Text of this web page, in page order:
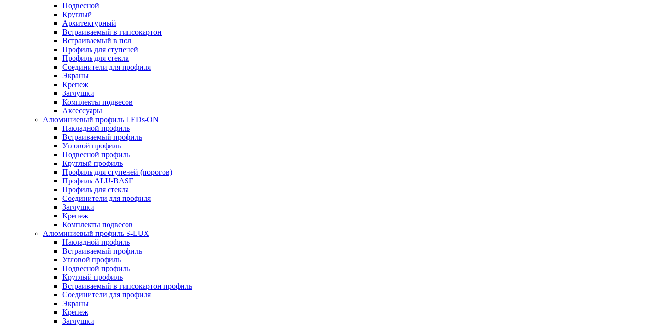
Подвесной
Круглый
Архитектурный
Встраиваемый в гипсокартон
Встраиваемый в пол
Профиль для ступеней
Профиль для стекла
Соединители для профиля
Экраны
Крепеж
Заглушки
Комплекты подвесов
Аксессуары
Алюминиевый профиль LEDs-ON
Накладной профиль
Встраиваемый профиль
Угловой профиль
Подвесной профиль
Круглый профиль
Профиль для ступеней (порогов)
Профиль ALU-BASE
Профиль для стекла
Соединители для профиля
Заглушки
Крепеж
Комплекты подвесов
Алюминиевый профиль S-LUX
Накладной профиль
Встраиваемый профиль
Угловой профиль
Подвесной профиль
Круглый профиль
Встраиваемый в гипсокартон профиль
Соединители для профиля
Экраны
Крепеж
Заглушки